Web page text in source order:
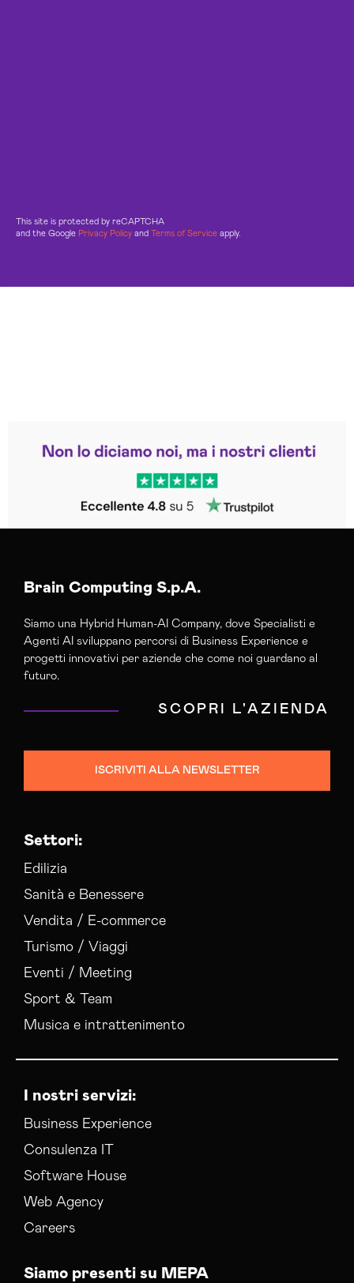
This site is protected by reCAPTCHA
and the Google Privacy Policy and Terms of Service apply.
Trustpilot
Brain Computing S.p.A.
Siamo una Hybrid Human-AI Company, dove Specialisti e
Agenti AI sviluppano percorsi di Business Experience e
progetti innovativi per aziende che come noi guardano al
futuro.
SCOPRI L'AZIENDA
ISCRIVITI ALLA NEWSLETTER
Settori:
Edilizia
Sanità e Benessere
Vendita / E-commerce
Turismo / Viaggi
Eventi / Meeting
Sport & Team
Musica e intrattenimento
I nostri servizi:
Business Experience
Consulenza IT
Software House
Web Agency
Careers
Siamo presenti su MEPA